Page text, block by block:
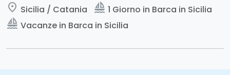
place Sicilia / Catania sailing 1 Giorno in Barca in Sicilia
sailing Vacanze in Barca in Sicilia